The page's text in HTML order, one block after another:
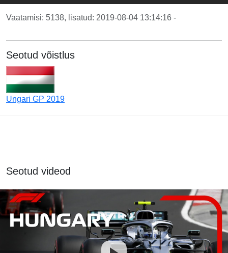
Vaatamisi: 5138, lisatud: 2019-08-04 13:14:16 -
Seotud võistlus
Ungari GP 2019
Seotud videod